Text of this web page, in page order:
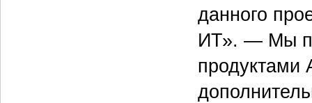
данного
ИТ». — Мы
продуктами